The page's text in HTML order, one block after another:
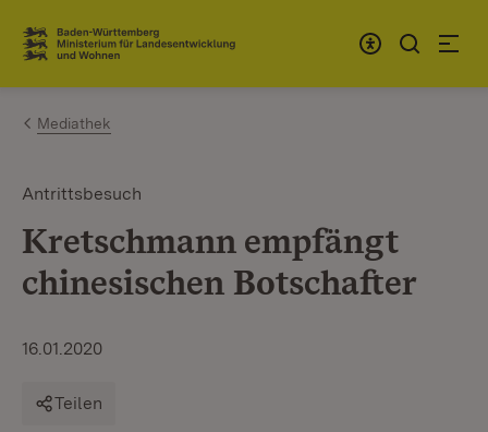
Zum Inhalt springen
Link zur Startseite
Mediathek
Antrittsbesuch
Kretschmann empfängt
chinesischen Botschafter
16.01.2020
Teilen